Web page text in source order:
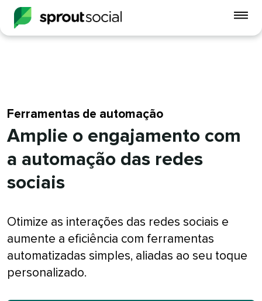
Ferramentas de automação​​
Amplie o engajamento com
a automação das redes
sociais​​
Otimize as interações das redes sociais e
aumente a eficiência com ferramentas
automatizadas simples, aliadas ao seu toque
personalizado.​​